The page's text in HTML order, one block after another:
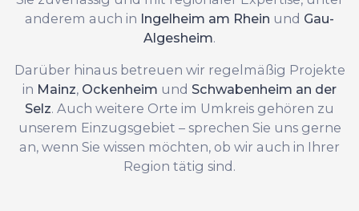
anderem auch in Ingelheim am Rhein und Gau-
Algesheim.
Darüber hinaus betreuen wir regelmäßig Projekte
in Mainz, Ockenheim und Schwabenheim an der
Selz. Auch weitere Orte im Umkreis gehören zu
unserem Einzugsgebiet – sprechen Sie uns gerne
an, wenn Sie wissen möchten, ob wir auch in Ihrer
Region tätig sind.